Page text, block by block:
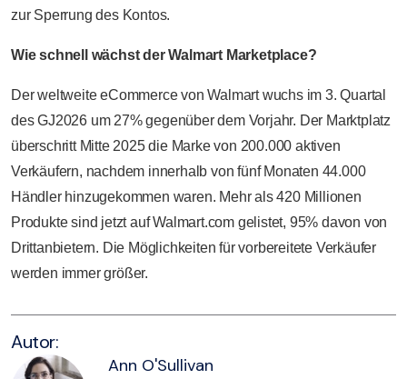
zur Sperrung des Kontos.
Wie schnell wächst der Walmart Marketplace?
Der weltweite eCommerce von Walmart wuchs im 3. Quartal
des GJ2026 um 27% gegenüber dem Vorjahr. Der Marktplatz
überschritt Mitte 2025 die Marke von 200.000 aktiven
Verkäufern, nachdem innerhalb von fünf Monaten 44.000
Händler hinzugekommen waren. Mehr als 420 Millionen
Produkte sind jetzt auf Walmart.com gelistet, 95% davon von
Drittanbietern. Die Möglichkeiten für vorbereitete Verkäufer
werden immer größer.
Autor:
Ann O'Sullivan